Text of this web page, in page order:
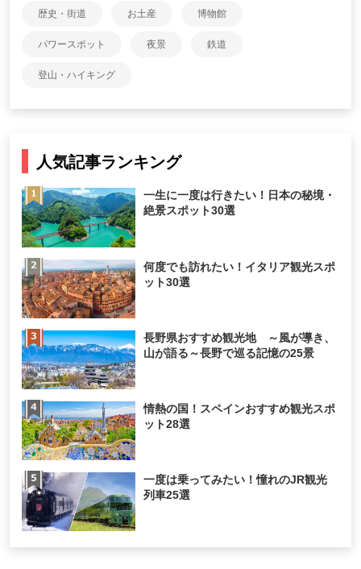
歴史・街道 お土産 博物館
パワースポット 夜景 鉄道
登山・ハイキング
人気記事ランキング
一生に一度は行きたい！日本の秘境・
絶景スポット30選
何度でも訪れたい！イタリア観光スポ
ット30選
長野県おすすめ観光地 ～風が導き、
山が語る～長野で巡る記憶の25景
情熱の国！スペインおすすめ観光スポ
ット28選
一度は乗ってみたい！憧れのJR観光
列車25選